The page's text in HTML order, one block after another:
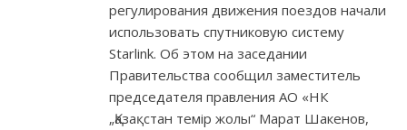
регулирования движения поездов начали
использовать спутниковую систему
Starlink. Об этом на заседании
Правительства сообщил заместитель
председателя правления АО «НК
„Қазақстан темір жолы“ Марат Шакенов,